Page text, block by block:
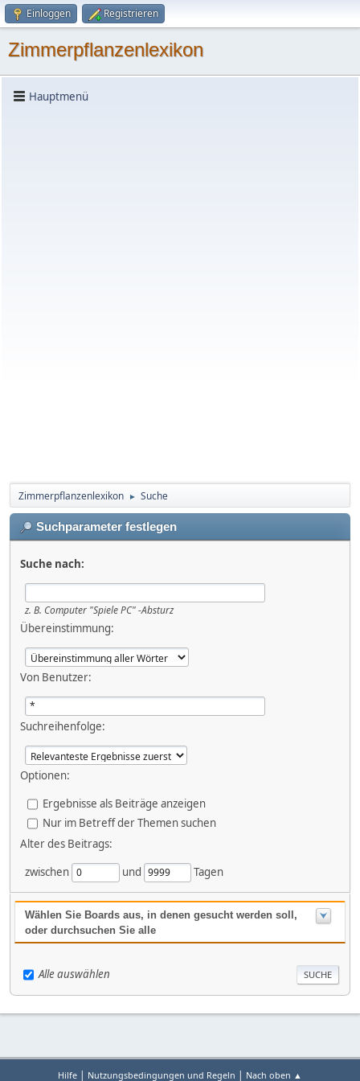
Einloggen Registrieren
Zimmerpflanzenlexikon
Hauptmenü
Zimmerpflanzenlexikon ► Suche
Suchparameter festlegen
Suche nach:
z. B. Computer "Spiele PC" -Absturz
Übereinstimmung:
Von Benutzer:
Suchreihenfolge:
Optionen:
Ergebnisse als Beiträge anzeigen
Nur im Betreff der Themen suchen
Alter des Beitrags:
zwischen
und Tagen
Wählen Sie Boards aus, in denen gesucht werden soll,
oder durchsuchen Sie alle
Alle auswählen
Hilfe | Nutzungsbedingungen und Regeln | Nach oben ▲